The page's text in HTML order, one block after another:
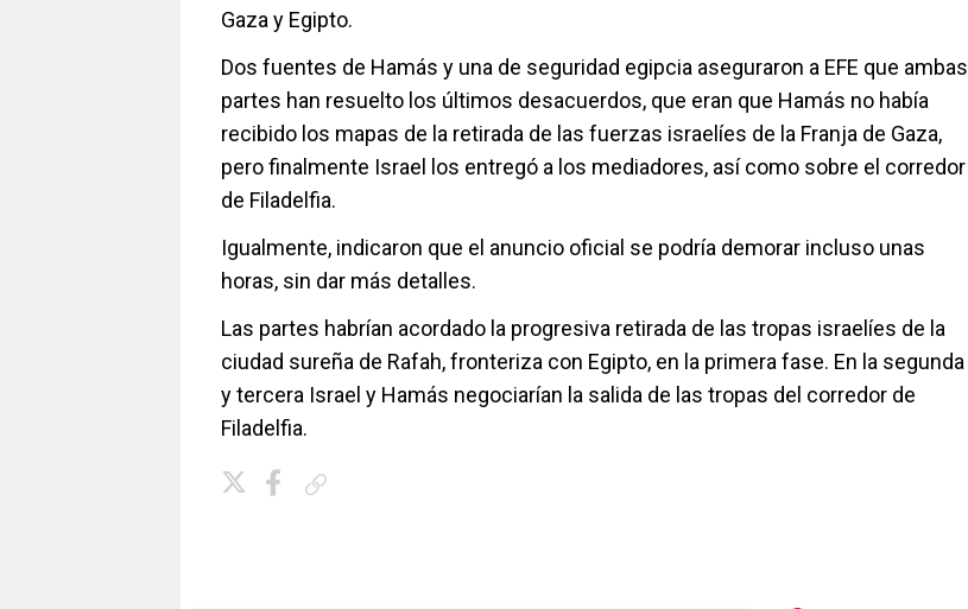
Gaza y Egipto.
Dos fuentes de Hamás y una de seguridad egipcia aseguraron a EFE que ambas
partes han resuelto los últimos desacuerdos, que eran que Hamás no había
recibido los mapas de la retirada de las fuerzas israelíes de la Franja de Gaza,
pero finalmente Israel los entregó a los mediadores, así como sobre el corredor
de Filadelfia.
Igualmente, indicaron que el anuncio oficial se podría demorar incluso unas
horas, sin dar más detalles.
Las partes habrían acordado la progresiva retirada de las tropas israelíes de la
ciudad sureña de Rafah, fronteriza con Egipto, en la primera fase. En la segunda
y tercera Israel y Hamás negociarían la salida de las tropas del corredor de
Filadelfia.